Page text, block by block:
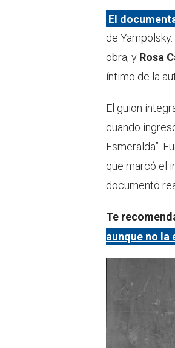
El
de
obra, y Rosa
íntimo de la
El guion
cuando
Esmeralda”.
que marcó el
documentó
Te
aunque no la